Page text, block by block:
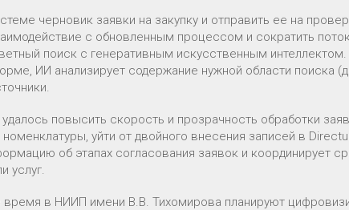
черновик заявки на закупку и отправить ее на
с обновленным процессом и сократить
поиск с генеративным искусственным
ИИ анализирует содержание нужной области поиска
удалось повысить скорость и прозрачность обработки
номенклатуры, уйти от двойного внесения записей в
об этапах согласования заявок и координирует
услуг.
в НИИП имени В.В. Тихомирова планируют